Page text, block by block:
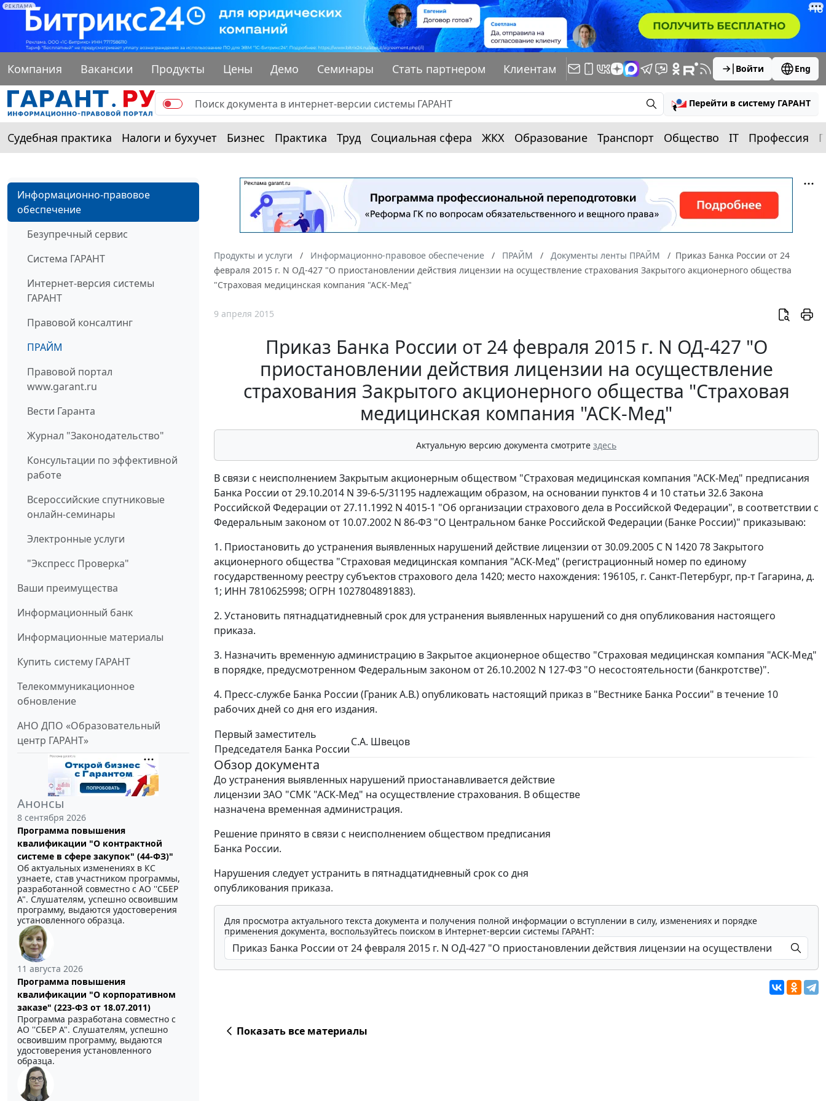
РЕКЛАМА
Компания Вакансии Продукты Цены Демо Семинары Стать партнером Клиентам Войти Eng
Перейти в систему ГАРАНТ
Судебная практика Налоги и бухучет Бизнес Практика Труд Социальная сфера ЖКХ Образование Транспорт Общество IT Профессия
Информационно-правовое
обеспечение
Безупречный сервис
Система ГАРАНТ
Интернет-версия системы
ГАРАНТ
Правовой консалтинг
ПРАЙМ
Правовой портал
www.garant.ru
Вести Гаранта
Журнал "Законодательство"
Консультации по эффективной
работе
Всероссийские спутниковые
онлайн-семинары
Электронные услуги
"Экспресс Проверка"
Ваши преимущества
Информационный банк
Информационные материалы
Купить систему ГАРАНТ
Телекоммуникационное
обновление
АНО ДПО «Образовательный
центр ГАРАНТ»
Анонсы
8 сентября 2026
Программа повышения
квалификации "О контрактной
системе в сфере закупок" (44-ФЗ)"
Об актуальных изменениях в КС
узнаете, став участником программы,
разработанной совместно с АО ''СБЕР
А". Слушателям, успешно освоившим
программу, выдаются удостоверения
установленного образца.
11 августа 2026
Программа повышения
квалификации "О корпоративном
заказе" (223-ФЗ от 18.07.2011)
Программа разработана совместно с
АО ''СБЕР А". Слушателям, успешно
освоившим программу, выдаются
удостоверения установленного
образца.
Продукты и услуги Информационно-правовое обеспечение ПРАЙМ Документы ленты ПРАЙМ
Приказ Банка России от 24
февраля 2015 г. N ОД-427 "О приостановлении действия лицензии на осуществление страхования Закрытого акционерного общества
"Страховая медицинская компания "АСК-Мед"
9 апреля 2015
Приказ Банка России от 24 февраля 2015 г. N ОД-427 "О
приостановлении действия лицензии на осуществление
страхования Закрытого акционерного общества "Страховая
медицинская компания "АСК-Мед"
Актуальную версию документа смотрите здесь
В связи с неисполнением Закрытым акционерным обществом "Страховая медицинская компания "АСК-Мед" предписания
Банка России от 29.10.2014 N 39-6-5/31195 надлежащим образом, на основании пунктов 4 и 10 статьи 32.6 Закона
Российской Федерации от 27.11.1992 N 4015-1 "Об организации страхового дела в Российской Федерации", в соответствии с
Федеральным законом от 10.07.2002 N 86-ФЗ "О Центральном банке Российской Федерации (Банке России)" приказываю:
1. Приостановить до устранения выявленных нарушений действие лицензии от 30.09.2005 С N 1420 78 Закрытого
акционерного общества "Страховая медицинская компания "АСК-Мед" (регистрационный номер по единому
государственному реестру субъектов страхового дела 1420; место нахождения: 196105, г. Санкт-Петербург, пр-т Гагарина, д.
1; ИНН 7810625998; ОГРН 1027804891883).
2. Установить пятнадцатидневный срок для устранения выявленных нарушений со дня опубликования настоящего
приказа.
3. Назначить временную администрацию в Закрытое акционерное общество "Страховая медицинская компания "АСК-Мед"
в порядке, предусмотренном Федеральным законом от 26.10.2002 N 127-ФЗ "О несостоятельности (банкротстве)".
4. Пресс-службе Банка России (Граник А.В.) опубликовать настоящий приказ в "Вестнике Банка России" в течение 10
рабочих дней со дня его издания.
Первый заместитель
Председателя Банка России
С.А. Швецов
Обзор документа
До устранения выявленных нарушений приостанавливается действие
лицензии ЗАО "СМК "АСК-Мед" на осуществление страхования. В обществе
назначена временная администрация.
Решение принято в связи с неисполнением обществом предписания
Банка России.
Нарушения следует устранить в пятнадцатидневный срок со дня
опубликования приказа.
Для просмотра актуального текста документа и получения полной информации о вступлении в силу, изменениях и порядке
применения документа, воспользуйтесь поиском в Интернет-версии системы ГАРАНТ:
Показать все материалы